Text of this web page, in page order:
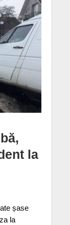
la
șase
la